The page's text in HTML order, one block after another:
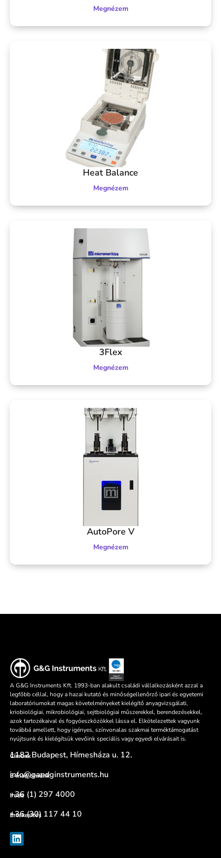
Megnézem
Heat Balance
Megnézem
3Flex
Megnézem
AutoPore V
Megnézem
A G&G Instruments Kft. 1993-ban alakult családi vállalkozásként azzal a
legfőbb céllal, hogy a hazai kutató és minőségellenőrző ipari és egyetemi
laboratóriumokat magas követelményeket kielégítő anyagvizsgálati,
kriobiológiai, mikrobiológiai, sejtbiológiai műszerekkel, berendezésekkel,
azok tartozékaival és fogyóeszközökkel lássa el. Elkötelezettek vagyunk
továbbá amellett, hogy igényes, színvonalas szakmai terméktámogatást
nyújtsunk és kielégítsük vevőink speciális vagy egyedi elvárásait is.
Címünk
1182 Budapest, Hímesháza u. 12.
E-mail címünk
info@gandginstruments.hu
Iroda
+36 (1) 297 4000
Értékesítés
+36 (30) 117 44 10